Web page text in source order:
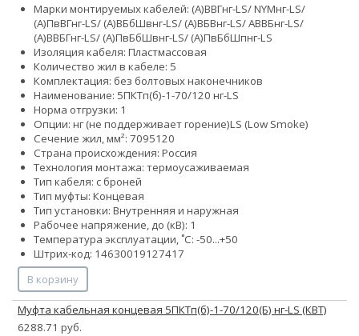
Марки монтируемых кабелей: (А)ВВГнг-LS/ NYMнг-LS/
(А)ПвВГнг-LS/ (А)ВБбШвнг-LS/ (А)ВБВнг-LS/ АВВБнг-LS/
(А)ВВБГнг-LS/ (А)ПвБбШвнг-LS/ (А)ПвБбШпнг-LS
Изоляция кабеля: Пластмассовая
Количество жил в кабеле: 5
Комплектация: без болтовых наконечников
Наименование: 5ПКТп(б)-1-70/120 нг-LS
Норма отгрузки: 1
Опции: нг (не поддерживает горение)LS (Low Smoke)
Сечение жил, мм²: 7095120
Страна происхождения: Россия
Технология монтажа: термоусаживаемая
Тип кабеля: с броней
Тип муфты: Концевая
Тип установки: Внутренняя и наружная
Рабочее напряжение, до (кВ): 1
Температура эксплуатации, ˚С: -50...+50
Штрих-код: 14630019127417
В корзину
Муфта кабельная концевая 5ПКТп(б)-1-70/120(Б) нг-LS (КВТ)
6288.71 руб.